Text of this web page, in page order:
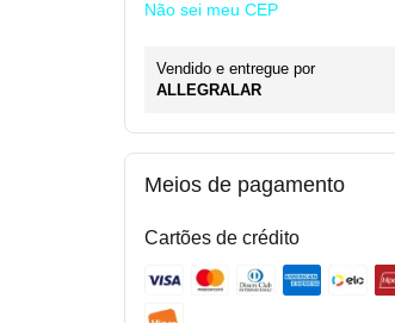
Não sei meu CEP
Vendido e entregue por
ALLEGRALAR
Meios de pagamento
Cartões de crédito